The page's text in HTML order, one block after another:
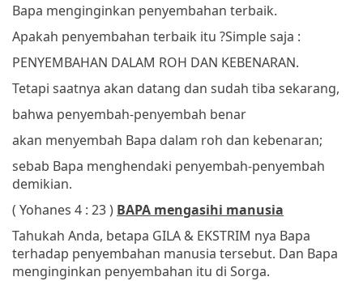
Bapa menginginkan penyembahan terbaik.
Apakah penyembahan terbaik itu ?Simple saja :
PENYEMBAHAN DALAM ROH DAN KEBENARAN.
Tetapi saatnya akan datang dan sudah tiba sekarang,
bahwa penyembah-penyembah benar
akan menyembah Bapa dalam roh dan kebenaran;
sebab Bapa menghendaki penyembah-penyembah
demikian.
( Yohanes 4 : 23 ) BAPA mengasihi manusia
Tahukah Anda, betapa GILA & EKSTRIM nya Bapa
terhadap penyembahan manusia tersebut. Dan Bapa
menginginkan penyembahan itu di Sorga.